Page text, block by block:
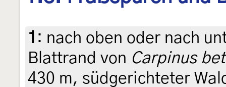
1 : nach oben oder nach
Blattrand von Carpinus
430 m, südgerichteter